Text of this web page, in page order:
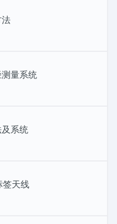
量系统
系统
签天线